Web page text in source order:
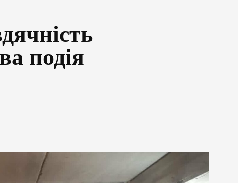
подія